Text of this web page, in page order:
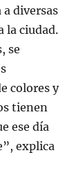
a diversas
la ciudad.
se
colores y
tienen
ese día
explica